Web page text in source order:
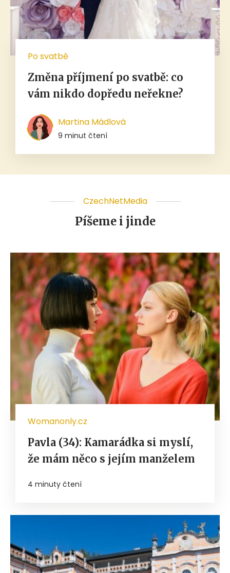
Po svatbě
Změna příjmení po svatbě: co
vám nikdo dopředu neřekne?
Martina Mádlová
9 minut čtení
CzechNetMedia
Píšeme i jinde
Womanonly.cz
Pavla (34): Kamarádka si myslí,
že mám něco s jejím manželem
4 minuty čtení